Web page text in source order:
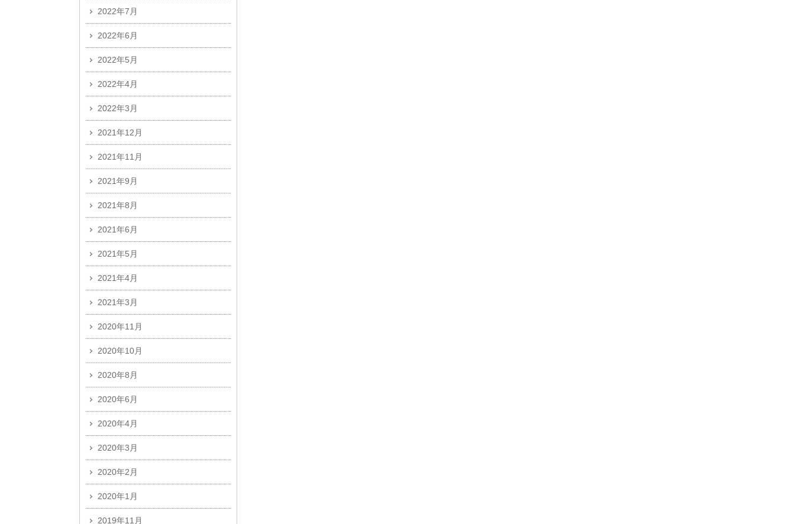
2022年7月
2022年6月
2022年5月
2022年4月
2022年3月
2021年12月
2021年11月
2021年9月
2021年8月
2021年6月
2021年5月
2021年4月
2021年3月
2020年11月
2020年10月
2020年8月
2020年6月
2020年4月
2020年3月
2020年2月
2020年1月
2019年11月